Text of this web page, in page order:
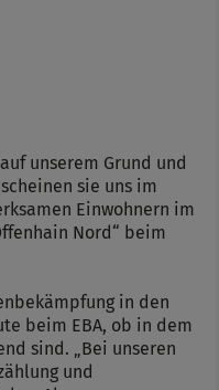
unserem Grund und
sie uns im
Einwohnern im
Nord“ beim
in den
beim EBA, ob in dem
sind. „Bei unseren
und